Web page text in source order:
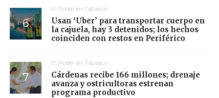
El Poder en Tabasco
Usan ‘Uber’ para transportar cuerpo en
la cajuela, hay 3 detenidos; los hechos
coinciden con restos en Periférico
El Poder en Tabasco
Cárdenas recibe 166 millones; drenaje
avanza y ostricultoras estrenan
programa productivo